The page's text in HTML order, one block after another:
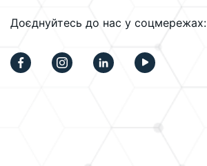
Доєднуйтесь до нас у соцмережах: